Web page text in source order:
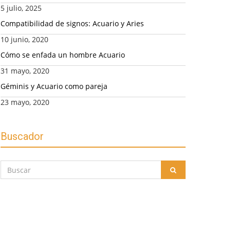
5 julio, 2025
Compatibilidad de signos: Acuario y Aries
10 junio, 2020
Cómo se enfada un hombre Acuario
31 mayo, 2020
Géminis y Acuario como pareja
23 mayo, 2020
Buscador
Buscar
por: